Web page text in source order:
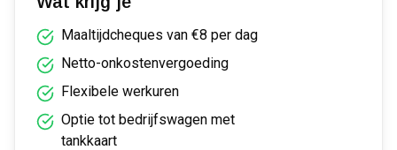
Maaltijdcheques van €8 per dag
Netto-onkostenvergoeding
Flexibele werkuren
Optie tot bedrijfswagen met
tankkaart